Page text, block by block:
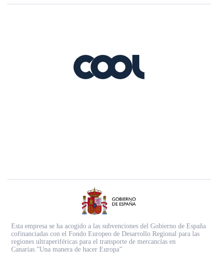
Esta empresa se ha acogido a las subvenciones del Gobierno de España
cofinanciadas con el Fondo Europeo de Desarrollo Regional para las
regiones ultraperiféricas para el transporte de mercancías en
Canarias.”Una manera de hacer Europa”